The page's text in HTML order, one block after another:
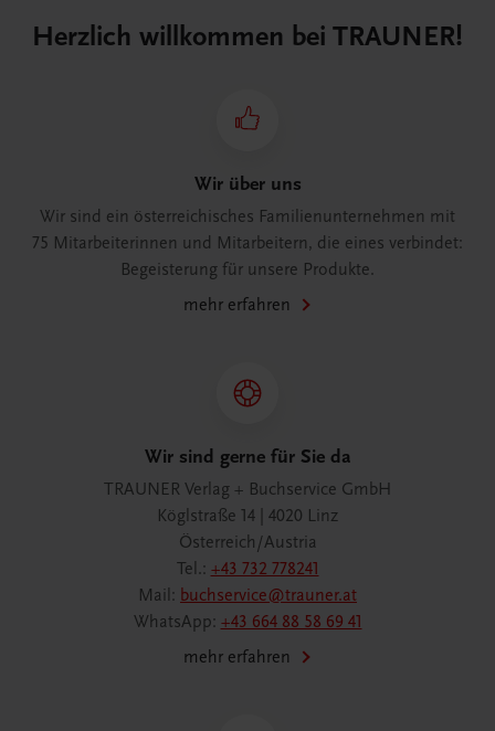
Herzlich willkommen bei TRAUNER!
Wir über uns
Wir sind ein österreichisches Familienunternehmen mit
75 Mitarbeiterinnen und Mitarbeitern, die eines verbindet:
Begeisterung für unsere Produkte.
mehr erfahren
Wir sind gerne für Sie da
TRAUNER Verlag + Buchservice GmbH
Köglstraße 14 | 4020 Linz
Österreich/Austria
Tel.: +43 732 778241
Mail: buchservice@trauner.at
WhatsApp: +43 664 88 58 69 41
mehr erfahren